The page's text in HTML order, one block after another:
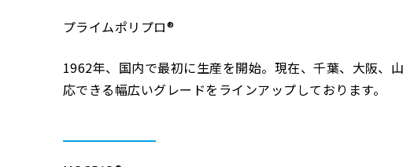
プライムポリプロ®
1962年、国内で最初に生産を開始。現在、千葉、大阪、
応できる幅広いグレードをラインアップしております。